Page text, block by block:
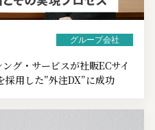
グループ会社
グ・サービスが社販ECサイ
採用した”外注DX”に成功